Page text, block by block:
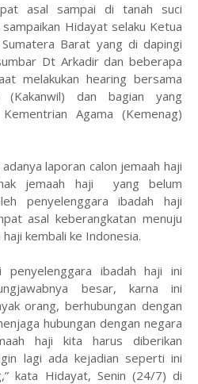
asal sampai di tanah suci
Hidayat selaku Ketua
Barat yang di dapingi
Dt Arkadir dan beberapa
melakukan hearing bersama
(Kakanwil) dan bagian yang
Agama (Kemenag)
laporan calon jemaah haji
jemaah haji yang belum
penyelenggara ibadah haji
asal keberangkatan menuju
kembali ke Indonesia.
penyelenggara ibadah haji ini
besar, karna ini
orang, berhubungan dengan
hubungan dengan negara
haji kita harus diberikan
lagi ada kejadian seperti ini
kata Hidayat, Senin (24/7) di